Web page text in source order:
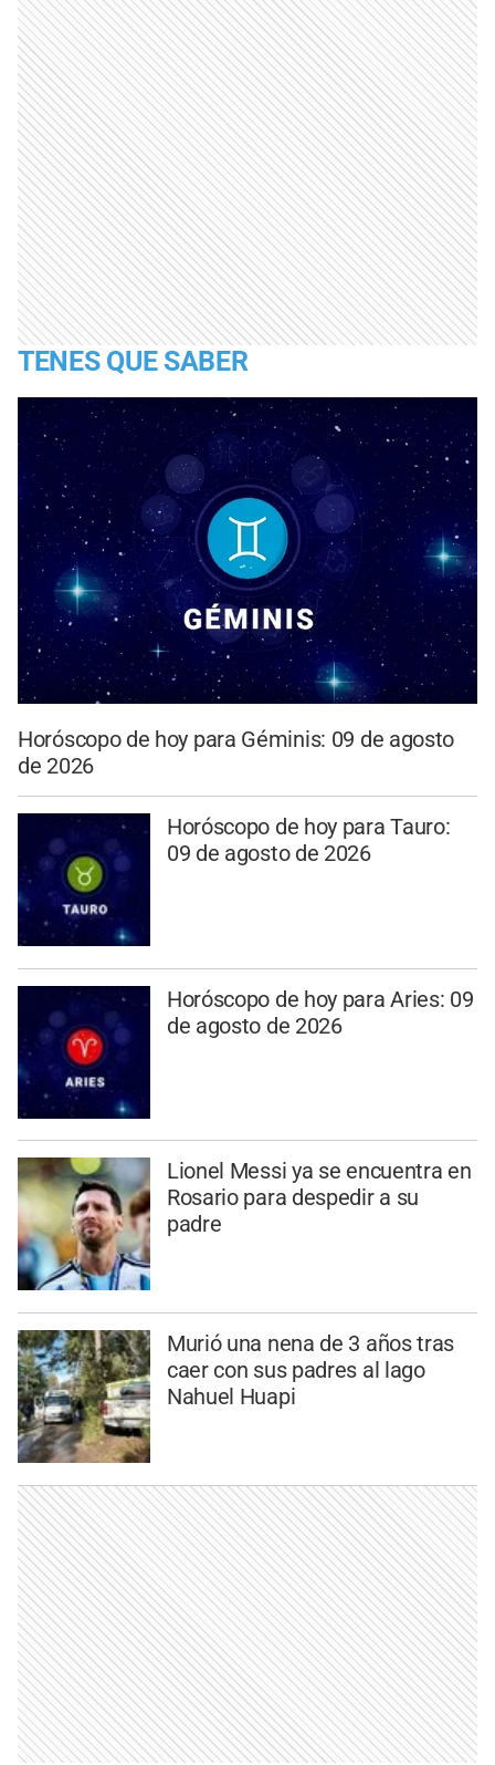
TENES QUE SABER
Horóscopo de hoy para Géminis: 09 de agosto
de 2026
Horóscopo de hoy para Tauro:
09 de agosto de 2026
Horóscopo de hoy para Aries: 09
de agosto de 2026
Lionel Messi ya se encuentra en
Rosario para despedir a su
padre
Murió una nena de 3 años tras
caer con sus padres al lago
Nahuel Huapi